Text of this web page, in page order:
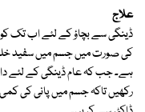
علاج
ڈینگی سے بچاؤ کے لئے اب تک
کی صورت میں جسم میں سفید
ہے۔ جب کہ عام ڈینگی کے لئے
رکھیں تاکہ جسم میں پانی کی